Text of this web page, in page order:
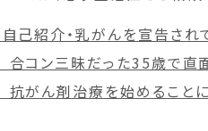
己紹介・乳がんを宣告され
ン三昧だった35歳で直面
ん剤治療を始めること